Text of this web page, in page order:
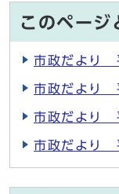
このページ
市政だより
市政だより
市政だより
市政だより